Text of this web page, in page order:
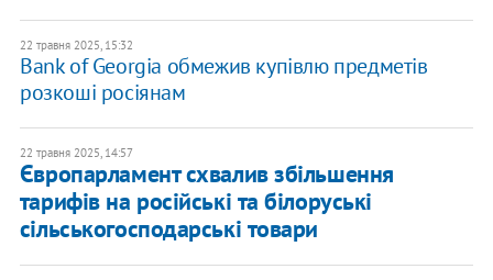
22 травня 2025, 15:32
Bank of Georgia обмежив купівлю предметів
розкоші росіянам
22 травня 2025, 14:57
Європарламент схвалив збільшення
тарифів на російські та білоруські
сільськогосподарські товари